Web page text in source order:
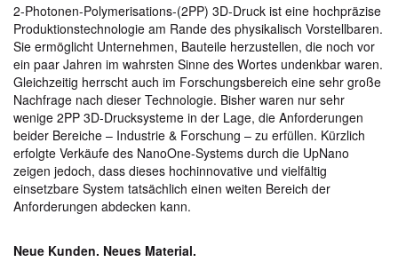
2-Photonen-Polymerisations-(2PP) 3D-Druck ist eine hochpräzise
Produktionstechnologie am Rande des physikalisch Vorstellbaren.
Sie ermöglicht Unternehmen, Bauteile herzustellen, die noch vor
ein paar Jahren im wahrsten Sinne des Wortes undenkbar waren.
Gleichzeitig herrscht auch im Forschungsbereich eine sehr große
Nachfrage nach dieser Technologie. Bisher waren nur sehr
wenige 2PP 3D-Drucksysteme in der Lage, die Anforderungen
beider Bereiche – Industrie & Forschung – zu erfüllen. Kürzlich
erfolgte Verkäufe des NanoOne-Systems durch die UpNano
zeigen jedoch, dass dieses hochinnovative und vielfältig
einsetzbare System tatsächlich einen weiten Bereich der
Anforderungen abdecken kann.
Neue Kunden. Neues Material.